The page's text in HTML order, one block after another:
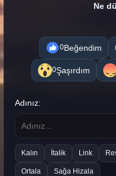
Ne
0Beğendim
0Şaşırdım
Adınız:
Kalın İtalik Link
Ortala Sağa Hizala